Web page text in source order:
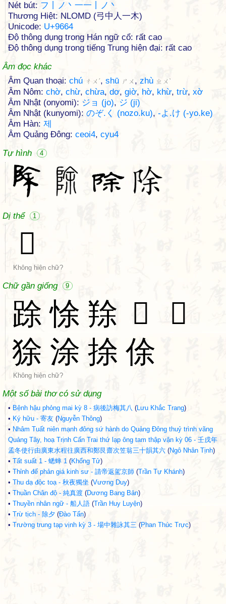
Nét bút: フ丨ノ丶一一丨ノ丶
Thương Hiệt: NLOMD (弓中人一木)
Unicode: U+9664
Độ thông dụng trong Hán ngữ cổ: rất cao
Độ thông dụng trong tiếng Trung hiện đại: rất cao
Âm đọc khác
Âm Quan thoại: chú ㄔㄨˊ, shū ㄕㄨ , zhù ㄓㄨˋ
Âm Nôm: chờ, chừ, chừa, dơ, giờ, hờ, khừ, trừ, xờ
Âm Nhật (onyomi): ジョ (jo), ジ (ji)
Âm Nhật (kunyomi): のぞ.く (nozo.ku), -よ.け (-yo.ke)
Âm Hàn: 제
Âm Quảng Đông: ceoi4, cyu4
Tự hình
4
Dị thể 1
𠀺
Không hiện chữ?
Chữ gần giống 9
䟻 悇 䍱 𪑏
𨌎
狳 涂 捈 俆
Không hiện chữ?
Một số bài thơ có sử dụng
• Bệnh hậu phỏng mai kỳ 8 - 病後訪梅其八 (Lưu Khắc Trang)
• Ký hữu - 寄友 (Nguyễn Thông)
• Nhâm Tuất niên mạnh đông sứ hành do Quảng Đông thuỷ trình vãng
Quảng Tây, hoạ Trịnh Cấn Trai thứ lạp ông tam thập vận kỳ 06 - 壬戌年
孟冬使行由廣東水程往廣西和鄭艮齋次笠翁三十韻其六 (Ngô Nhân Tịnh)
• Tất suất 1 - 蟋蟀 1 (Khổng Tử)
• Thỉnh đế phản giá kinh sư - 請帝返駕京師 (Trần Tự Khánh)
• Thu dạ độc toạ - 秋夜獨坐 (Vương Duy)
• Thuần Chân độ - 純真渡 (Dương Bang Bản)
• Thuyền nhân ngữ - 船人語 (Trần Huy Luyện)
• Trừ tịch - 除夕 (Đào Tấn)
• Trường trung tạp vịnh kỳ 3 - 場中雜詠其三 (Phan Thúc Trực)